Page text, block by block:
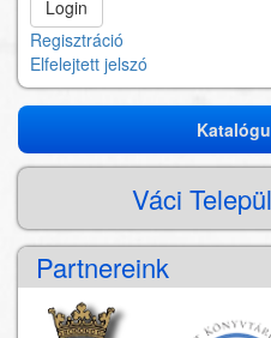
Regisztráció
Elfelejtett jelszó
Katalógus
kereső
Váci
Partnereink